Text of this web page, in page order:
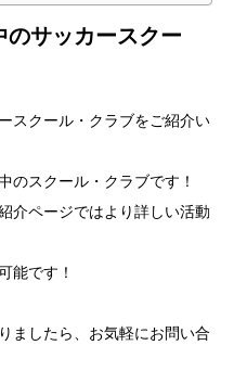
サッカースクー
スクール・クラブをご紹介い
のスクール・クラブです！
介ページではより詳しい活動
能です！
ましたら、お気軽にお問い合